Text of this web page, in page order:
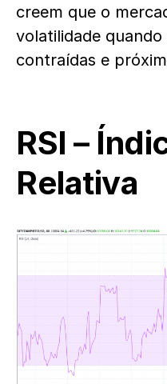
creem que o
volatilidade
contraídas e
RSI –
Relativa